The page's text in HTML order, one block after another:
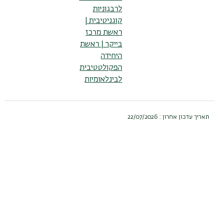
תכניות לימודים מינקות ועד זקנה
מתמודדי נפש – חינוך ושיקום
אינטראקציה תיווכית עם ילדים, בוגרים ובוגרים -קשישים
חלק אינטגרלי של ההתמחות לתואר שני הוא הפרקטיקום
של הסטודנטים לתואר שני המתבצע בתוך כתלי
עיכוב התפתחותי בפקולטה לחינוך פותח מודל ייחודי ברמה
לרבגוניות
קוגניטיבית |
ראשת מרכז
בייקר | ראשת
היחידה
הפקולטטיבית
לבינלאומיות
תאריך עדכון אחרון : 22/07/2026